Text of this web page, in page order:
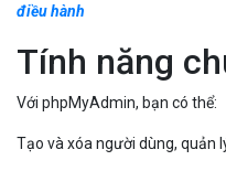
điều hành
Tính năng
Với phpMyAdmin, bạn có thể:
Tạo và xóa người dùng, quản